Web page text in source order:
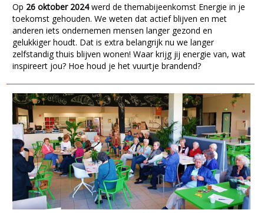
Op 26 oktober 2024werd de themabijeenkomst Energie in je
toekomst gehouden. We weten dat actief blijven en met
anderen iets ondernemen mensen langer gezond en
gelukkiger houdt. Dat is extra belangrijk nu we langer
zelfstandig thuis blijven wonen! Waar krijg jij energie van, wat
inspireert jou? Hoe houd je het vuurtje brandend?